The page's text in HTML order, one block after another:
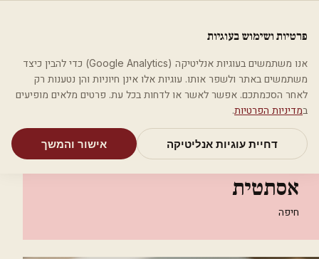
מאמריםקטגוריותחיפושאודות
בית קטגוריות
אסתטיקה רפואית
R awan Khoury dr רפואה אסתטית
R awan Khoury dr רפואה
אסתטית
חיפה
פרטיות ושימוש בעוגיות
אנו משתמשים בעוגיות אנליטיקה (Google Analytics) כדי להבין כיצד
משתמשים באתר ולשפר אותו. עוגיות אלו אינן חיוניות והן נטענות רק
לאחר הסכמתכם. אפשר לאשר או לדחות בכל עת. פרטים מלאים מופיעים
במדיניות הפרטיות.
דחיית עוגיות אנליטיקה אישור והמשך